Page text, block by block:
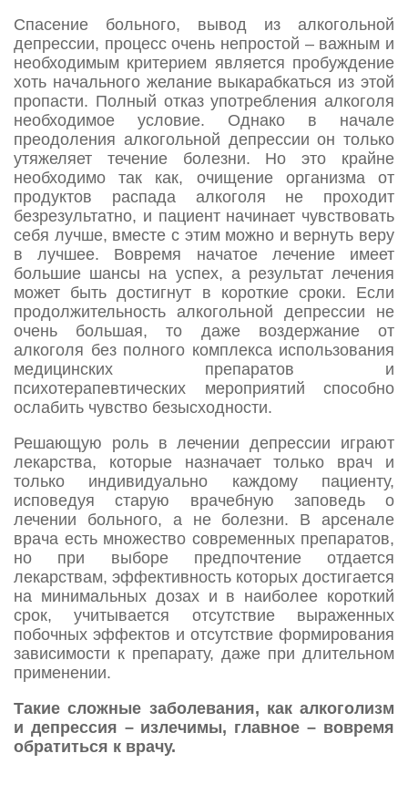
Спасение больного, вывод из алкогольной
депрессии, процесс очень непростой – важным и
необходимым критерием является пробуждение
хоть начального желание выкарабкаться из этой
пропасти. Полный отказ употребления алкоголя
необходимое условие. Однако в начале
преодоления алкогольной депрессии он только
утяжеляет течение болезни. Но это крайне
необходимо так как, очищение организма от
продуктов распада алкоголя не проходит
безрезультатно, и пациент начинает чувствовать
себя лучше, вместе с этим можно и вернуть веру
в лучшее. Вовремя начатое лечение имеет
большие шансы на успех, а результат лечения
может быть достигнут в короткие сроки. Если
продолжительность алкогольной депрессии не
очень большая, то даже воздержание от
алкоголя без полного комплекса использования
медицинских препаратов и
психотерапевтических мероприятий способно
ослабить чувство безысходности.
Решающую роль в лечении депрессии играют
лекарства, которые назначает только врач и
только индивидуально каждому пациенту,
исповедуя старую врачебную заповедь о
лечении больного, а не болезни. В арсенале
врача есть множество современных препаратов,
но при выборе предпочтение отдается
лекарствам, эффективность которых достигается
на минимальных дозах и в наиболее короткий
срок, учитывается отсутствие выраженных
побочных эффектов и отсутствие формирования
зависимости к препарату, даже при длительном
применении.
Такие сложные заболевания, как алкоголизм
и депрессия – излечимы, главное – вовремя
обратиться к врачу.